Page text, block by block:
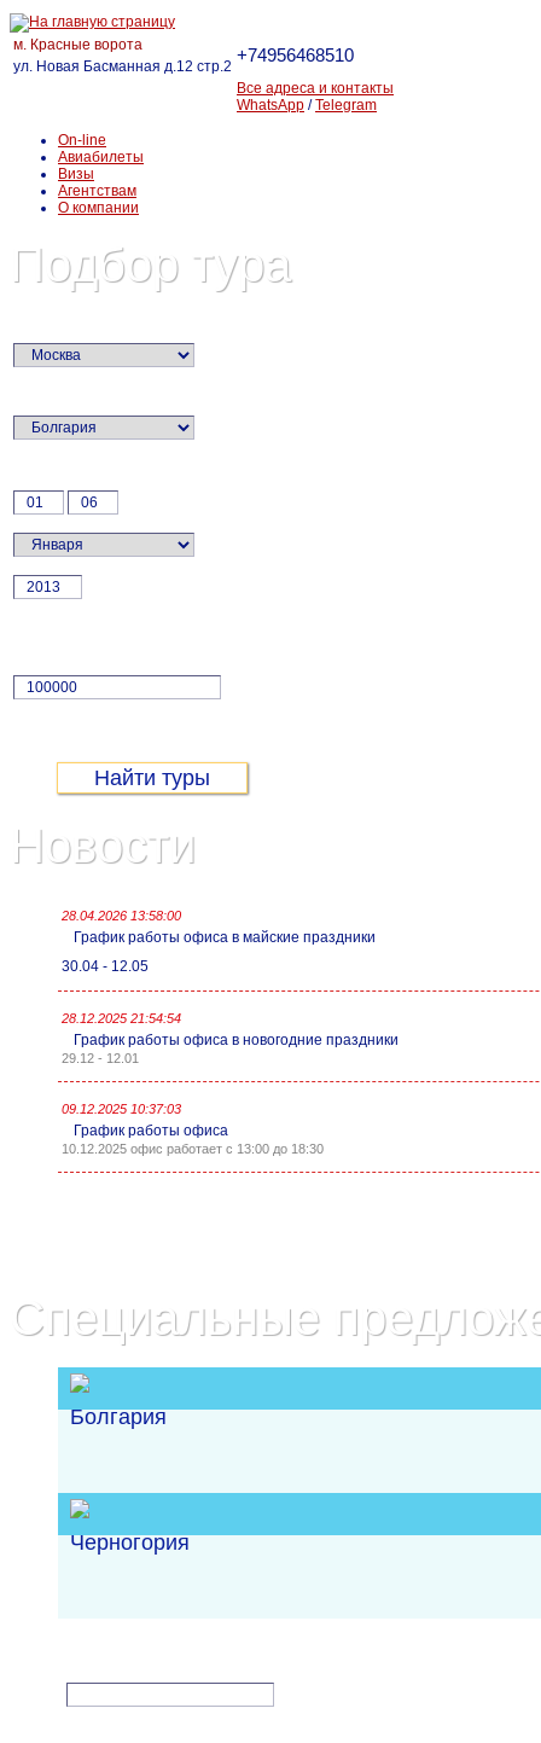
м. Красные ворота
+74956468510
ул. Новая Басманная д.12 стр.2
Все адреса и контакты
WhatsApp /Telegram
On-line
Авиабилеты
Визы
Агентствам
О компании
Подбор тура
Новости
28.04.2026 13:58:00
График работы офиса в майские праздники
30.04 - 12.05
28.12.2025 21:54:54
График работы офиса в новогодние праздники
29.12 - 12.01
09.12.2025 10:37:03
График работы офиса
10.12.2025 офис работает с 13:00 до 18:30
Специальные
Болгария
Черногория